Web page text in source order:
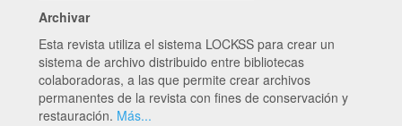
Archivar
Esta revista utiliza el sistema LOCKSS para crear un
sistema de archivo distribuido entre bibliotecas
colaboradoras, a las que permite crear archivos
permanentes de la revista con fines de conservación y
restauración. Más...